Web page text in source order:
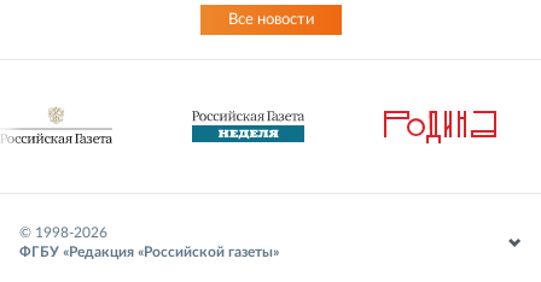
Все новости
© 1998-2026
ФГБУ «Редакция «Российской газеты»